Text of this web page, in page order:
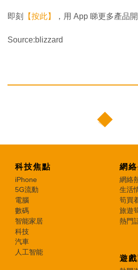
即刻 【按此】 ，用 App 睇更多產品
Source:blizzard
科技焦點
iPhone
5G流動
電腦
數碼
智能家居
科技
汽車
人工智能
網
網絡
生活
筍買
旅遊
熱門
遊